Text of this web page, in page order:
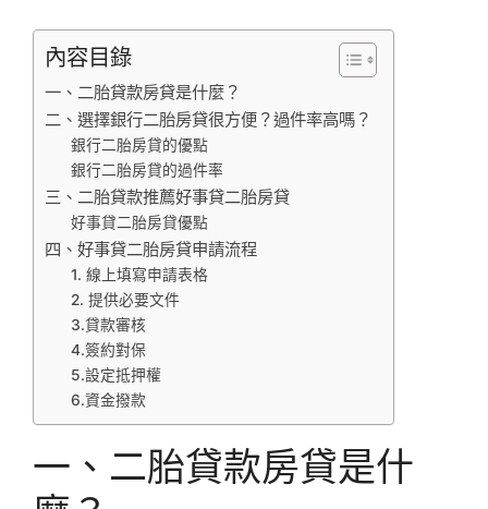
內容目錄
一、二胎貸款房貸是什麼？
二、選擇銀行二胎房貸很方便？過件率高嗎？
銀行二胎房貸的優點
銀行二胎房貸的過件率
三、二胎貸款推薦好事貸二胎房貸
好事貸二胎房貸優點
四、好事貸二胎房貸申請流程
1. 線上填寫申請表格
2. 提供必要文件
3.貸款審核
4.簽約對保
5.設定抵押權
6.資金撥款
一、二胎貸款房貸是什